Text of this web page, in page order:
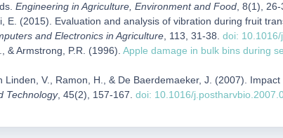
Engineering in Agriculture, Environment and Food , 8(1), 26-
E. (2015). Evaluation and analysis of vibration during fruit
and Electronics in Agriculture , 113, 31-38. doi:
& Armstrong, P.R. (1996). Apple damage in bulk bins during
Linden, V., Ramon, H., & De Baerdemaeker, J. (2007).
Technology, 45(2), 157-167. doi: 10.1016/